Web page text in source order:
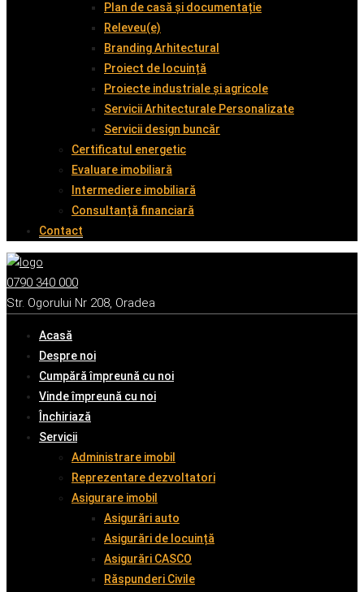
Plan de casă și documentație
Releveu(e)
Branding Arhitectural
Proiect de locuință
Proiecte industriale și agricole
Servicii Arhitecturale Personalizate
Servicii design buncăr
Certificatul energetic
Evaluare imobiliară
Intermediere imobiliară
Consultanță financiară
Contact
0790 340 000
Str. Ogorului Nr 208, Oradea
Acasă
Despre noi
Cumpără împreună cu noi
Vinde împreună cu noi
Închiriază
Servicii
Administrare imobil
Reprezentare dezvoltatori
Asigurare imobil
Asigurări auto
Asigurări de locuință
Asigurări CASCO
Răspunderi Civile